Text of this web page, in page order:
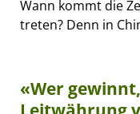
Wann kommt die
treten? Denn in
«Wer